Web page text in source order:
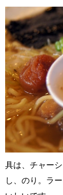
具は、チャー
し、のり。ラ